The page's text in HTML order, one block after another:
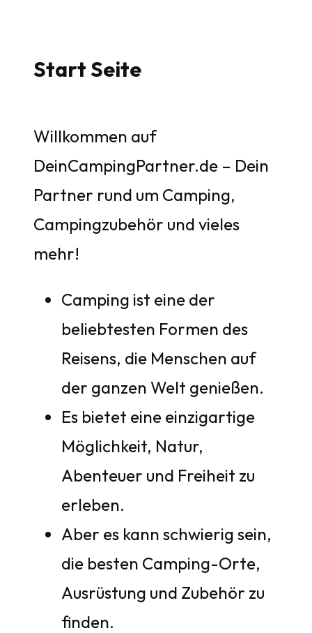
Start Seite
Willkommen auf
DeinCampingPartner.de – Dein
Partner rund um Camping,
Campingzubehör und vieles
mehr!
Camping ist eine der
beliebtesten Formen des
Reisens, die Menschen auf
der ganzen Welt genießen.
Es bietet eine einzigartige
Möglichkeit, Natur,
Abenteuer und Freiheit zu
erleben.
Aber es kann schwierig sein,
die besten Camping-Orte,
Ausrüstung und Zubehör zu
finden.